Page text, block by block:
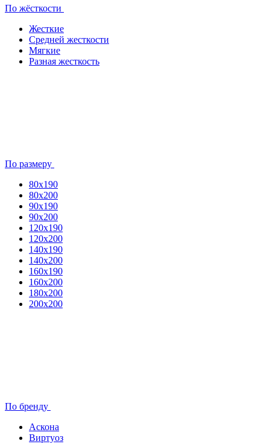
По жёсткости
Жесткие
Средней жесткости
Мягкие
Разная жесткость
По размеру
80x190
80х200
90х190
90х200
120х190
120х200
140х190
140х200
160х190
160х200
180х200
200х200
По бренду
Аскона
Виртуоз